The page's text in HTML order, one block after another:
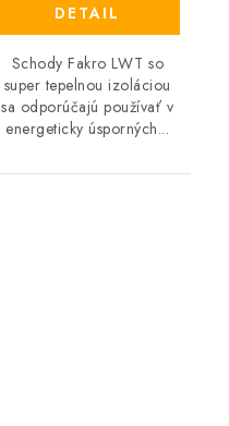
DETAIL
Schody Fakro LWT so
super tepelnou izoláciou
sa odporúčajú používať v
energeticky úsporných...